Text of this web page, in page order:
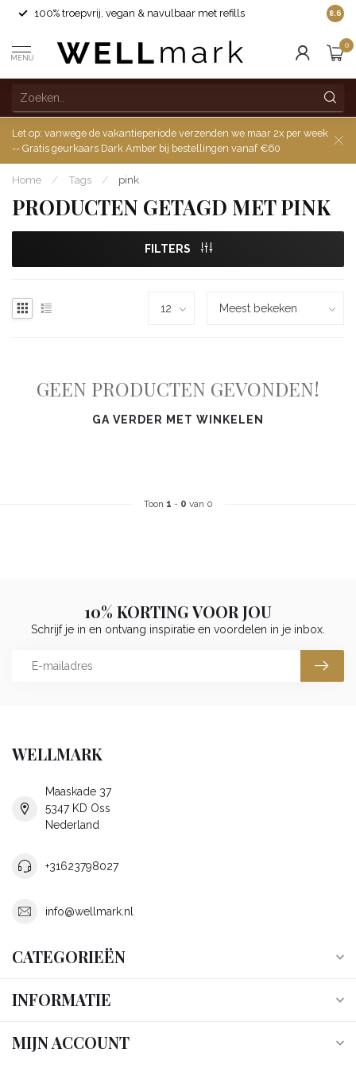
100% troepvrij, vegan & navulbaar met refills 8.6
MENU
0
Let op: vanwege de vakantieperiode verzenden we maar 2x per week
-- Gratis geurkaars Dark Amber bij bestellingen vanaf €60
Home / Tags / pink
PRODUCTEN GETAGD MET PINK
FILTERS
GEEN PRODUCTEN GEVONDEN!
GA VERDER MET WINKELEN
Toon 1 - 0 van 0
10% KORTING VOOR JOU
Schrijf je in en ontvang inspiratie en voordelen in je inbox.
WELLMARK
Maaskade 37
5347 KD Oss
Nederland
+31623798027
info@wellmark.nl
CATEGORIEËN
INFORMATIE
MIJN ACCOUNT